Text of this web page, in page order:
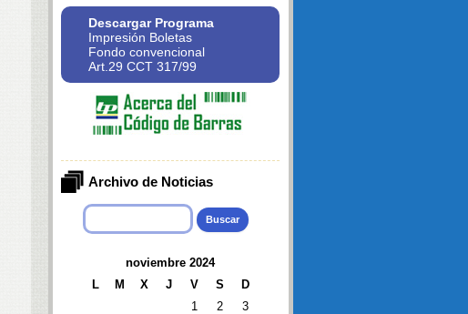
Descargar Programa
Impresión Boletas
Fondo convencional
Art.29 CCT 317/99
Archivo de Noticias
Buscar:
noviembre 2024
L
M X J V S
D
1
2
3